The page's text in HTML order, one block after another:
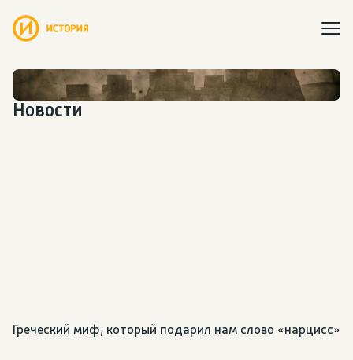
Новости
Греческий миф, который подарил нам слово «нарцисс»